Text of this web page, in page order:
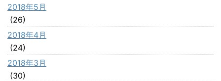
2018年5月
(26)
2018年4月
(24)
2018年3月
(30)